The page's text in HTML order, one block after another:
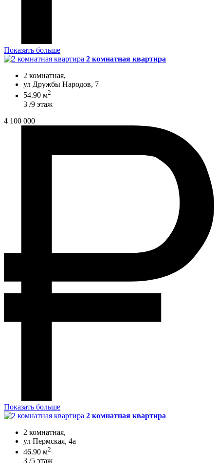
Показать больше
2 комнатная квартира
2 комнатная,
ул Дружбы Народов, 7
54.90 м2
3 /9 этаж
4 100 000
Показать больше
2 комнатная квартира
2 комнатная,
ул Пермская, 4а
46.90 м2
3 /5 этаж